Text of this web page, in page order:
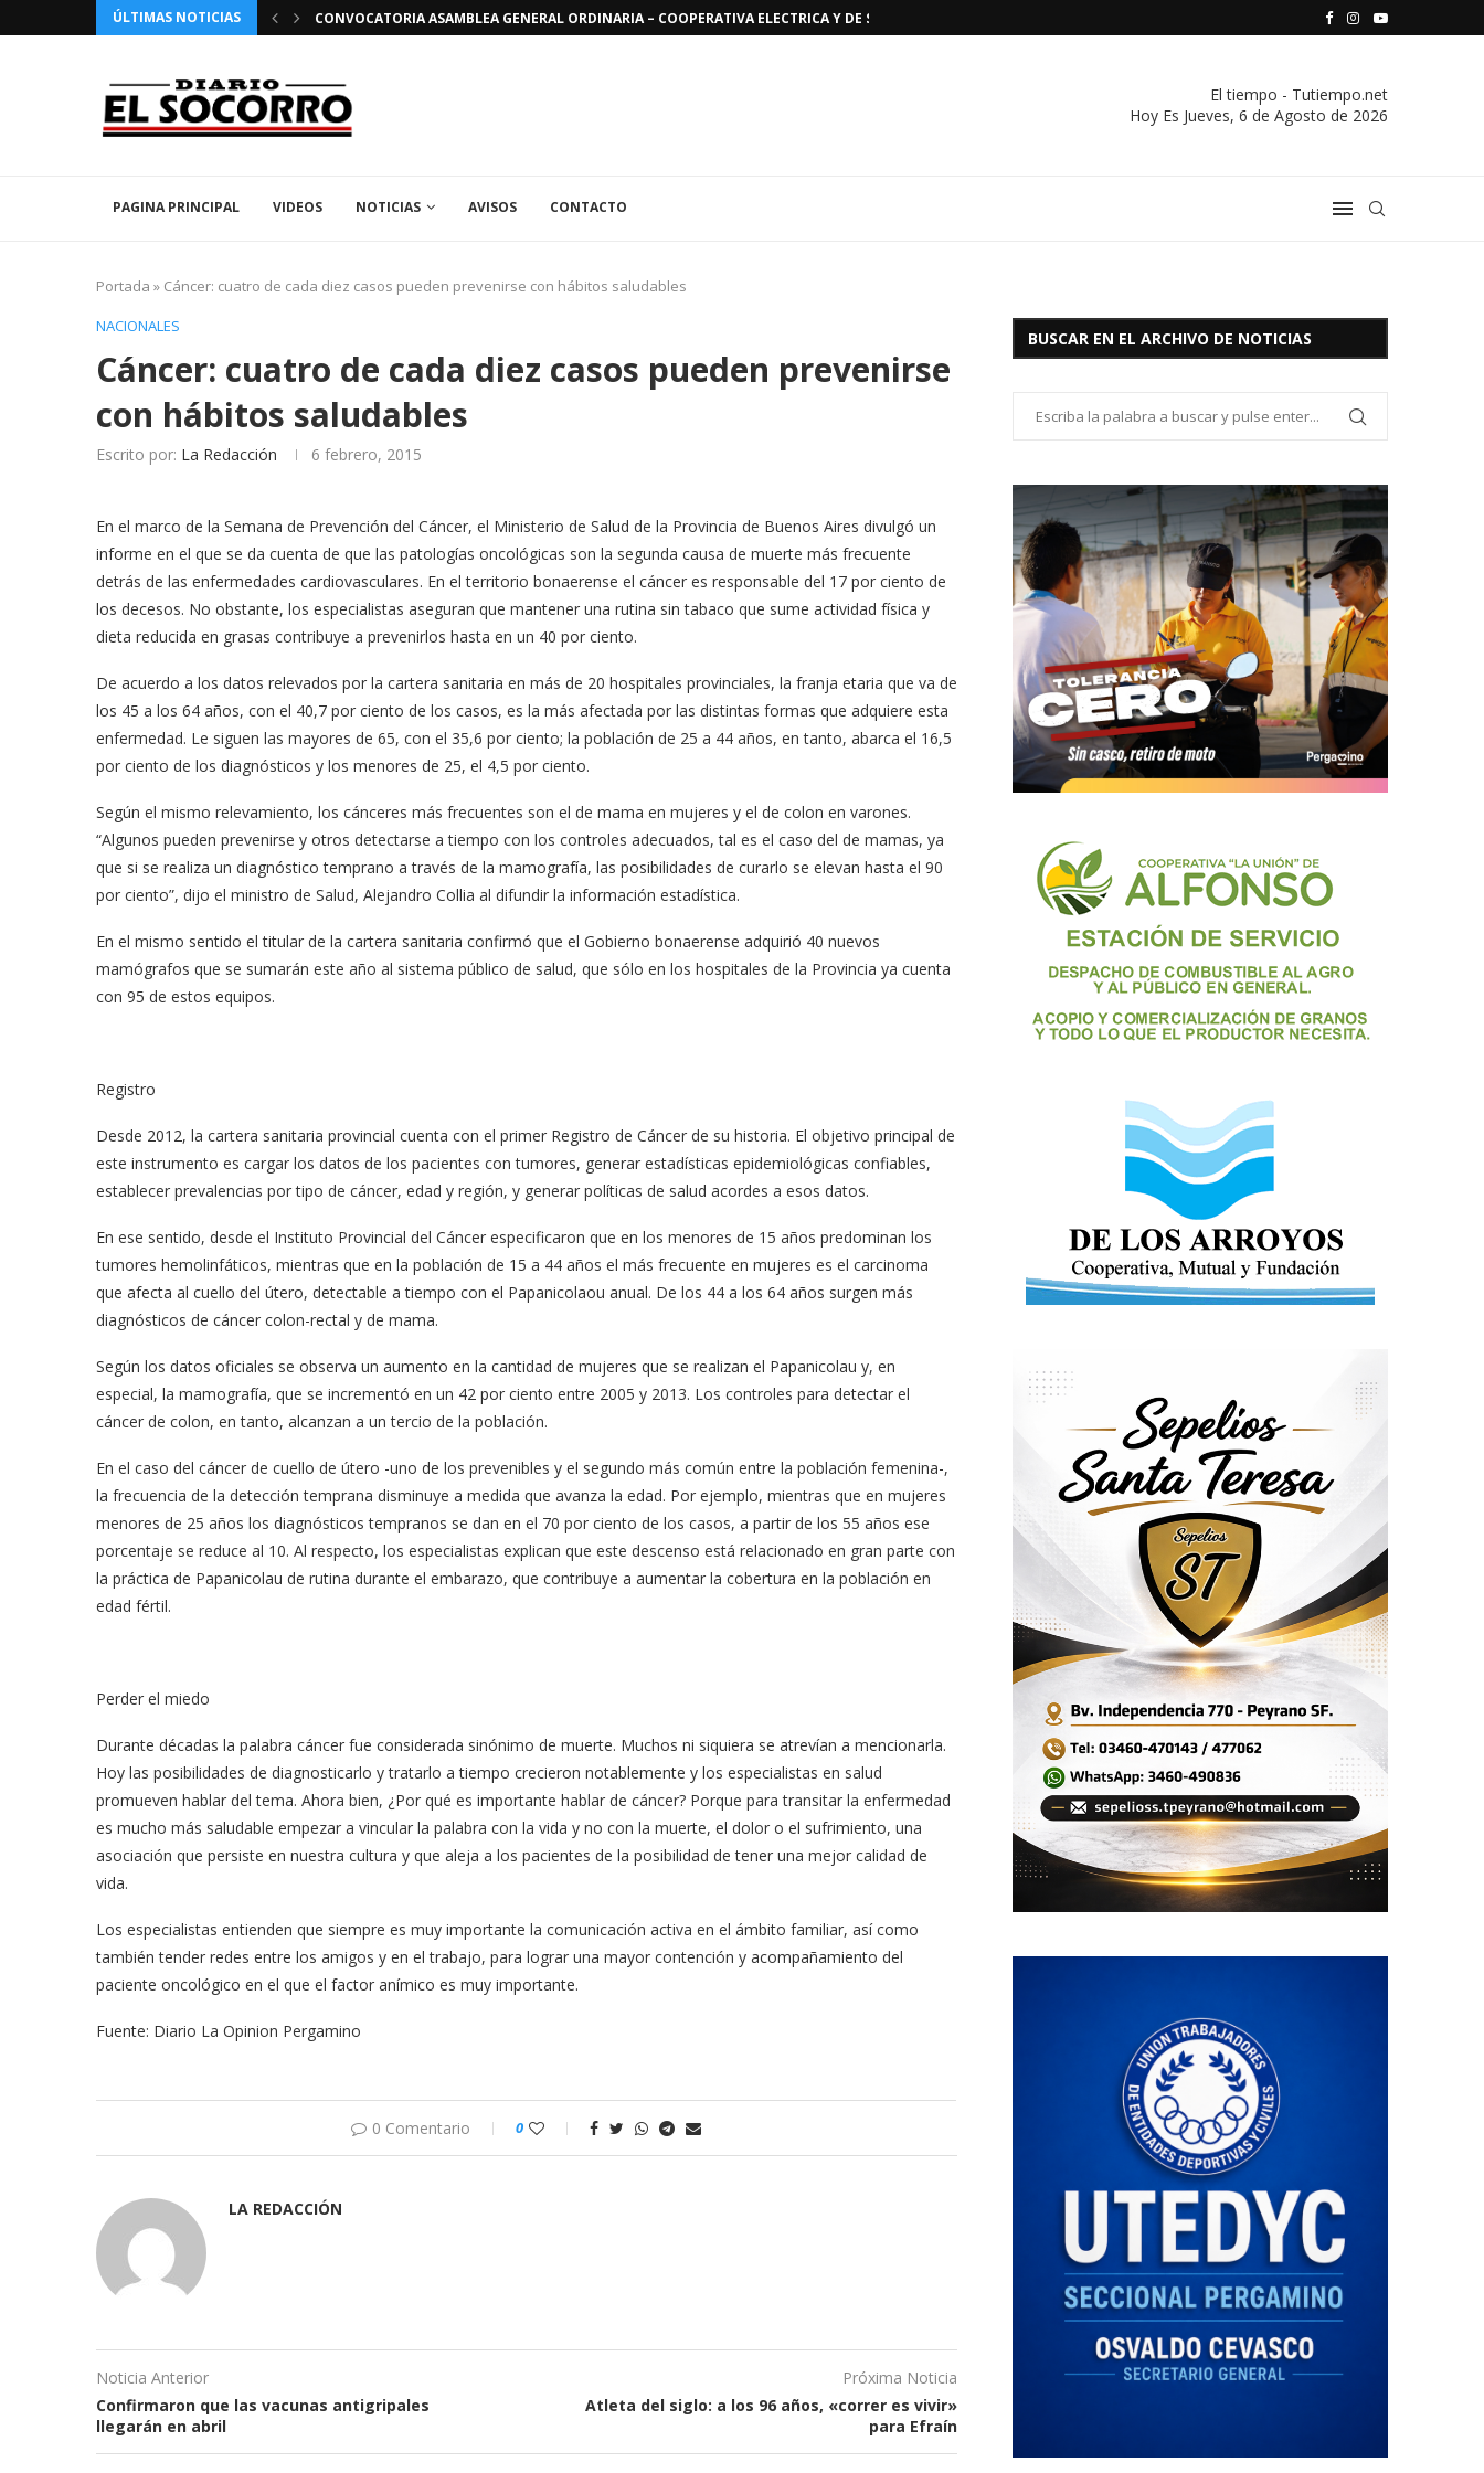
ÚLTIMAS NOTICIAS
PATRONALES 2026 EN EL SOCORRO CONVOCATORIA ASAMBLEA GENERAL ORDINARIA – COOPERATIVA ELECTRICA Y DE SERVICIOS PUBLICOS VIVIENDA Y CREDITO DE EL SOCORRO LTDA.
COMUNICADO IMPORTANTE DE LA COOPERATIVA
El tiempo - Tutiempo.net
Hoy Es Jueves, 6 de Agosto de 2026
PAGINA PRINCIPAL VIDEOS NOTICIAS AVISOS CONTACTO
Portada » Cáncer: cuatro de cada diez casos pueden prevenirse con hábitos saludables
NACIONALES
Cáncer: cuatro de cada diez casos pueden prevenirse
con hábitos saludables
Escrito por: La Redacción 6 febrero, 2015
En el marco de la Semana de Prevención del Cáncer, el Ministerio de Salud de la Provincia de Buenos Aires divulgó un
informe en el que se da cuenta de que las patologías oncológicas son la segunda causa de muerte más frecuente
detrás de las enfermedades cardiovasculares. En el territorio bonaerense el cáncer es responsable del 17 por ciento de
los decesos. No obstante, los especialistas aseguran que mantener una rutina sin tabaco que sume actividad física y
dieta reducida en grasas contribuye a prevenirlos hasta en un 40 por ciento.
De acuerdo a los datos relevados por la cartera sanitaria en más de 20 hospitales provinciales, la franja etaria que va de
los 45 a los 64 años, con el 40,7 por ciento de los casos, es la más afectada por las distintas formas que adquiere esta
enfermedad. Le siguen las mayores de 65, con el 35,6 por ciento; la población de 25 a 44 años, en tanto, abarca el 16,5
por ciento de los diagnósticos y los menores de 25, el 4,5 por ciento.
Según el mismo relevamiento, los cánceres más frecuentes son el de mama en mujeres y el de colon en varones.
“Algunos pueden prevenirse y otros detectarse a tiempo con los controles adecuados, tal es el caso del de mamas, ya
que si se realiza un diagnóstico temprano a través de la mamografía, las posibilidades de curarlo se elevan hasta el 90
por ciento”, dijo el ministro de Salud, Alejandro Collia al difundir la información estadística.
En el mismo sentido el titular de la cartera sanitaria confirmó que el Gobierno bonaerense adquirió 40 nuevos
mamógrafos que se sumarán este año al sistema público de salud, que sólo en los hospitales de la Provincia ya cuenta
con 95 de estos equipos.
Registro
Desde 2012, la cartera sanitaria provincial cuenta con el primer Registro de Cáncer de su historia. El objetivo principal de
este instrumento es cargar los datos de los pacientes con tumores, generar estadísticas epidemiológicas confiables,
establecer prevalencias por tipo de cáncer, edad y región, y generar políticas de salud acordes a esos datos.
En ese sentido, desde el Instituto Provincial del Cáncer especificaron que en los menores de 15 años predominan los
tumores hemolinfáticos, mientras que en la población de 15 a 44 años el más frecuente en mujeres es el carcinoma
que afecta al cuello del útero, detectable a tiempo con el Papanicolaou anual. De los 44 a los 64 años surgen más
diagnósticos de cáncer colon-rectal y de mama.
Según los datos oficiales se observa un aumento en la cantidad de mujeres que se realizan el Papanicolau y, en
especial, la mamografía, que se incrementó en un 42 por ciento entre 2005 y 2013. Los controles para detectar el
cáncer de colon, en tanto, alcanzan a un tercio de la población.
En el caso del cáncer de cuello de útero -uno de los prevenibles y el segundo más común entre la población femenina-,
la frecuencia de la detección temprana disminuye a medida que avanza la edad. Por ejemplo, mientras que en mujeres
menores de 25 años los diagnósticos tempranos se dan en el 70 por ciento de los casos, a partir de los 55 años ese
porcentaje se reduce al 10. Al respecto, los especialistas explican que este descenso está relacionado en gran parte con
la práctica de Papanicolau de rutina durante el embarazo, que contribuye a aumentar la cobertura en la población en
edad fértil.
Perder el miedo
Durante décadas la palabra cáncer fue considerada sinónimo de muerte. Muchos ni siquiera se atrevían a mencionarla.
Hoy las posibilidades de diagnosticarlo y tratarlo a tiempo crecieron notablemente y los especialistas en salud
promueven hablar del tema. Ahora bien, ¿Por qué es importante hablar de cáncer? Porque para transitar la enfermedad
es mucho más saludable empezar a vincular la palabra con la vida y no con la muerte, el dolor o el sufrimiento, una
asociación que persiste en nuestra cultura y que aleja a los pacientes de la posibilidad de tener una mejor calidad de
vida.
Los especialistas entienden que siempre es muy importante la comunicación activa en el ámbito familiar, así como
también tender redes entre los amigos y en el trabajo, para lograr una mayor contención y acompañamiento del
paciente oncológico en el que el factor anímico es muy importante.
Fuente: Diario La Opinion Pergamino
0 Comentario 0
LA REDACCIÓN
Noticia Anterior
Confirmaron que las vacunas antigripales
llegarán en abril
Próxima Noticia
Atleta del siglo: a los 96 años, «correr es vivir»
para Efraín
BUSCAR EN EL ARCHIVO DE NOTICIAS